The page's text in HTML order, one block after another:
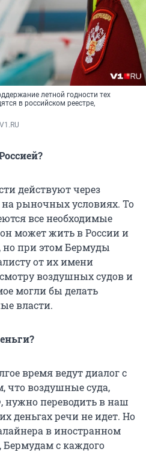
летной годности тех
в российском реестре,
действуют через
рыночных условиях. То
все необходимые
может жить в России и
при этом Бермуды
от их имени
воздушных судов и
могли бы делать
власти.
время ведут диалог с
что воздушные суда,
нужно переводить в наш
деньгах речи не идет. Но
в иностранном
Бермудам с каждого